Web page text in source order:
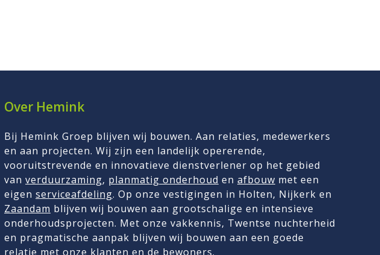
Over Hemink
Bij Hemink Groep blijven wij bouwen. Aan relaties, medewerkers
en aan projecten. Wij zijn een landelijk opererende,
vooruitstrevende en innovatieve dienstverlener op het gebied
van verduurzaming, planmatig onderhoud en afbouw met een
eigen serviceafdeling. Op onze vestigingen in Holten, Nijkerk en
Zaandam blijven wij bouwen aan grootschalige en intensieve
onderhoudsprojecten. Met onze vakkennis, Twentse nuchterheid
en pragmatische aanpak blijven wij bouwen aan een goede
relatie met onze klanten en de bewoners.